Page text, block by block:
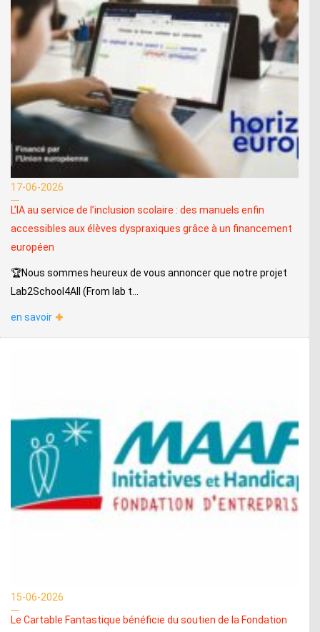
17-06-2026
L’IA au service de l’inclusion scolaire : des manuels enfin
accessibles aux élèves dyspraxiques grâce à un financement
européen
🏆Nous sommes heureux de vous annoncer que notre projet
Lab2School4All (From lab t...
en savoir
15-06-2026
Le Cartable Fantastique bénéficie du soutien de la Fondation